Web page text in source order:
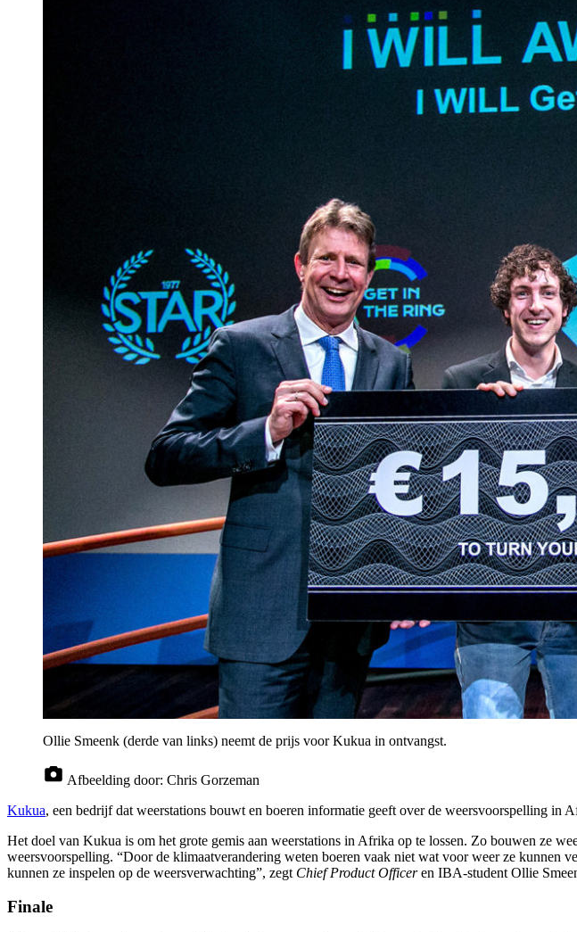
Ollie Smeenk (derde van links) neemt de prijs voor Kukua in ontvangst.
Afbeelding door: Chris Gorzeman
Kukua, een bedrijf dat weerstations bouwt en boeren informatie geeft over de weersvoorspelling
Het doel van Kukua is om het grote gemis aan weerstations in Afrika op te lossen. Zo bouwen ze
weersvoorspelling. “Door de klimaatverandering weten boeren vaak niet wat voor weer ze kunnen
kunnen ze inspelen op de weersverwachting”, zegt Chief Product Officeren IBA-student Ollie
Finale